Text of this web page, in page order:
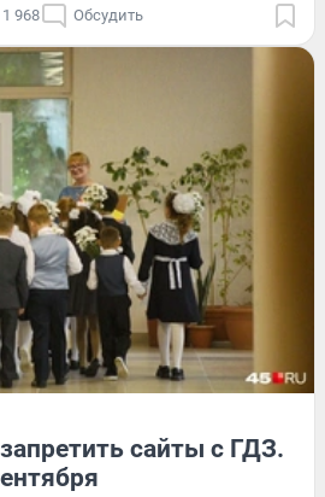
1 968 Обсудить
сайты с ГДЗ.